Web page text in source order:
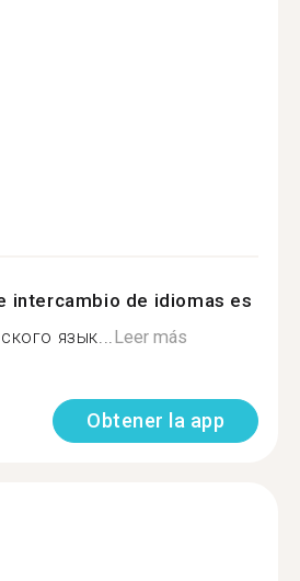
intercambio de idiomas es
язык...Leer más
Obtener la app